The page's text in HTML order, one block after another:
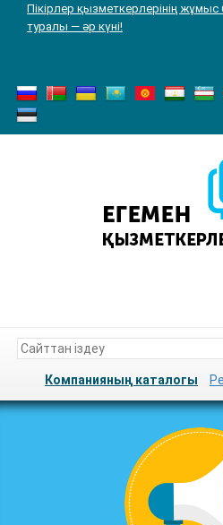
Пікірлер қызметкерлерінің жұмыс
туралы — әр күні!
Компанияның каталогы